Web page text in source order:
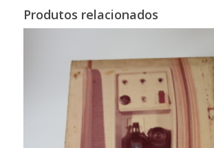
Produtos relacionados